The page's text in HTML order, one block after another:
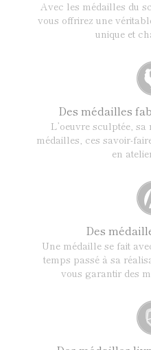
Avec les médailles du
vous offrirez une
unique et
Des médailles
L’oeuvre sculptée,
médailles, ces savoir-
en
Des
Une médaille se fait
temps passé à sa
vous garantir des